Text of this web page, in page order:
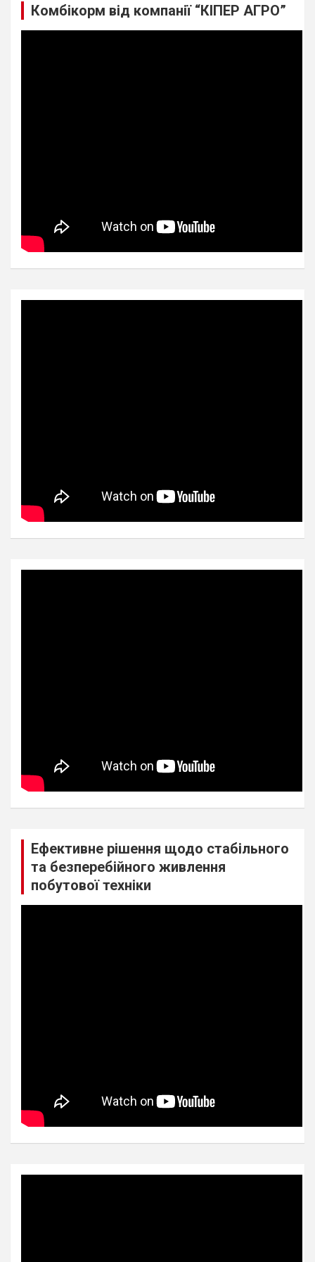
Комбікорм від компанії “КІПЕР АГРО”
Ефективне рішення щодо стабільного
та безперебійного живлення
побутової техніки